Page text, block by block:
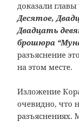
доказали
Десятое,
Двадцать
брошюра
разъяснение
на этом месте.
Изложение
очевидно, что
разъяснениях.